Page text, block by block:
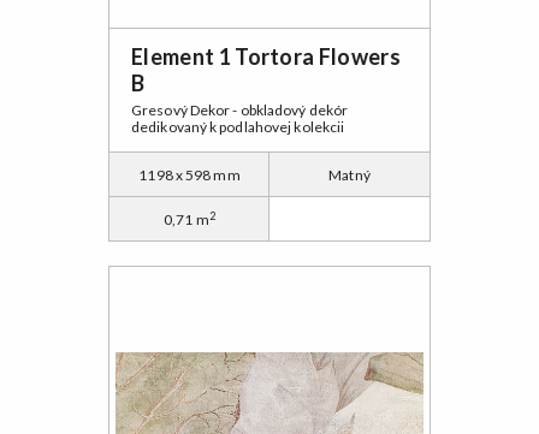
Element 1 Tortora Flowers
B
Gresový Dekor - obkladový dekór
dedikovaný k podlahovej kolekcii
1198 x 598 mm Matný
0,71 m2